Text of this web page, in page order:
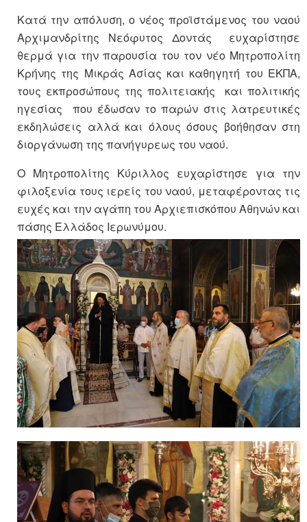
Κατά την απόλυση, ο νέος προϊστάμενος του ναού
Αρχιμανδρίτης Νεόφυτος Δοντάς ευχαρίστησε
θερμά για την παρουσία του τον νέο Μητροπολίτη
Κρήνης της Μικράς Ασίας και καθηγητή του ΕΚΠΑ,
τους εκπροσώπους της πολιτειακής και πολιτικής
ηγεσίας που έδωσαν το παρών στις λατρευτικές
εκδηλώσεις αλλά και όλους όσους βοήθησαν στη
διοργάνωση της πανήγυρεως του ναού.
Ο Μητροπολίτης Κύριλλος ευχαρίστησε για την
φιλοξενία τους ιερείς του ναού, μεταφέροντας τις
ευχές και την αγάπη του Αρχιεπισκόπου Αθηνών και
πάσης Ελλάδος Ιερωνύμου.